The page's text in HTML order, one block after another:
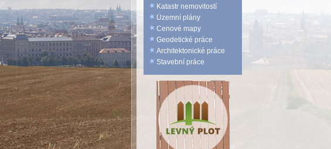
Katastr nemovitostí
Územní plány
Cenové mapy
Geodetické práce
Architektonické práce
Stavební práce